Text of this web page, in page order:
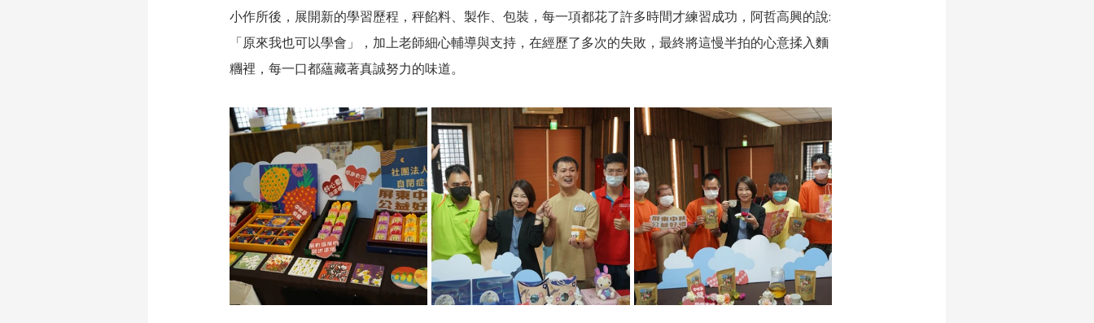
小作所後，展開新的學習歷程，秤餡料、製作、包裝，每一項都花了許多時間才練習成功，阿哲高興的說:
「原來我也可以學會」，加上老師細心輔導與支持，在經歷了多次的失敗，最終將這慢半拍的心意揉入麵
糰裡，每一口都蘊藏著真誠努力的味道。